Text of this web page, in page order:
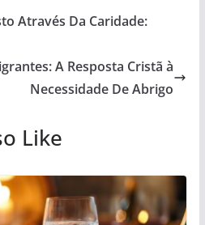
Através Da Caridade:
A Resposta Cristã à
Necessidade De Abrigo
Like